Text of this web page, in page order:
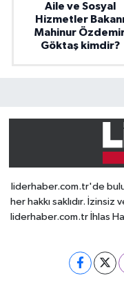
Aile ve Sosyal
Hizmetler Bakanı
Mahinur
Göktaş kimdir?
liderhaber.com.tr'de
her hakkı saklıdır.
liderhaber.com.tr İhlas